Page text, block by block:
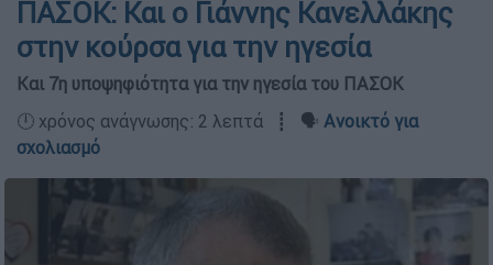
ΠΑΣΟΚ: Και ο Γιάννης Κανελλάκης
στην κούρσα για την ηγεσία
Και 7η υποψηφιότητα για την ηγεσία του ΠΑΣΟΚ
🕛 χρόνος ανάγνωσης: 2 λεπτά ┋ 🗣️ Ανοικτό για
σχολιασμό